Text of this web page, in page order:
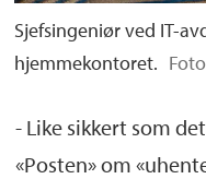
Sjefsingeniør ved IT-
hjemmekontoret.
- Like sikkert som
«Posten» om